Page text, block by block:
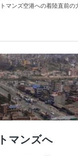
マンズ空港への着陸直前の